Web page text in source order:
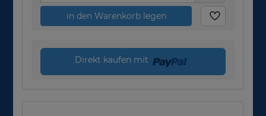
in den Warenkorb legen
Direkt kaufen mit